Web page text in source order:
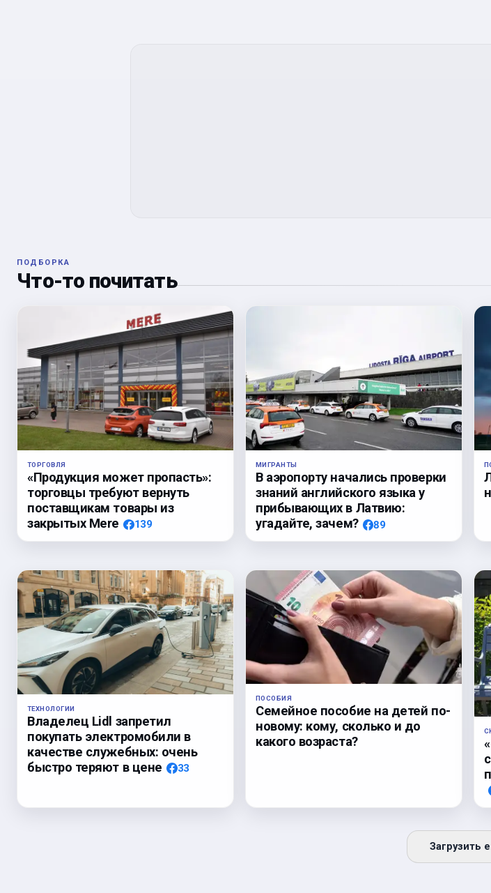
ПОДБОРКА
Что-то почитать
ТОРГОВЛЯ
«Продукция может пропасть»:
торговцы требуют вернуть
поставщикам товары из
закрытых Mere
139
МИГРАНТЫ
В аэропорту начались проверки
знаний английского языка у
прибывающих в Латвию:
угадайте, зачем?
89
ТЕХНОЛОГИИ
Владелец Lidl запретил
покупать электромобили в
качестве служебных: очень
быстро теряют в цене
33
ПОСОБИЯ
Семейное пособие на детей по-
новому: кому, сколько и до
какого возраста?
Загрузить